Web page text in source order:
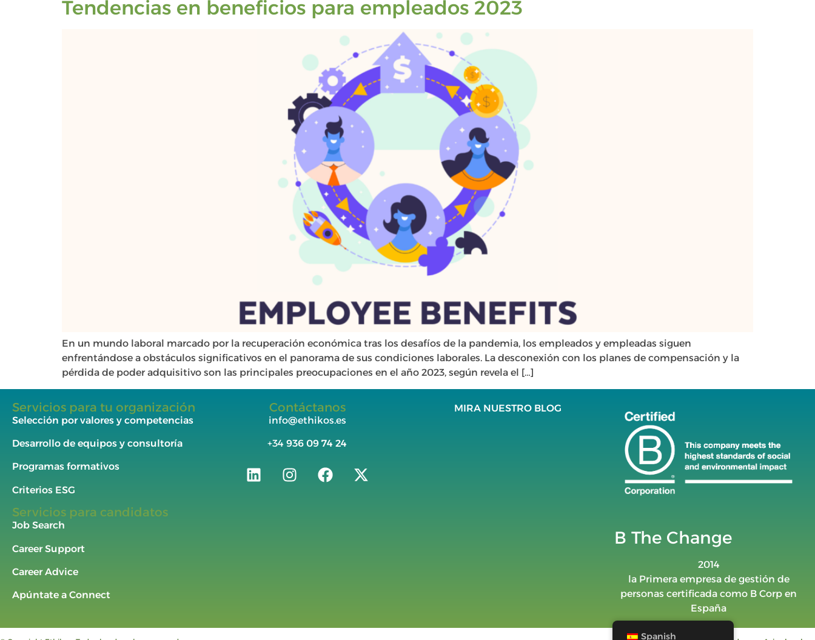
Tendencias en beneficios para empleados 2023
En un mundo laboral marcado por la recuperación económica tras los desafíos de la pandemia, los empleados y empleadas siguen
enfrentándose a obstáculos significativos en el panorama de sus condiciones laborales. La desconexión con los planes de compensación y la
pérdida de poder adquisitivo son las principales preocupaciones en el año 2023, según revela el […]
Servicios para tu organización
Selección por valores y competencias
Desarrollo de equipos y consultoría
Programas formativos
Criterios ESG
Servicios para candidatos
Job Search
Career Support
Career Advice
Apúntate a Connect
Contáctanos
info@ethikos.es
+34 936 09 74 24
MIRA NUESTRO BLOG
B The Change
2014
la Primera empresa de gestión de
personas certificada como B Corp en
España
Spanish